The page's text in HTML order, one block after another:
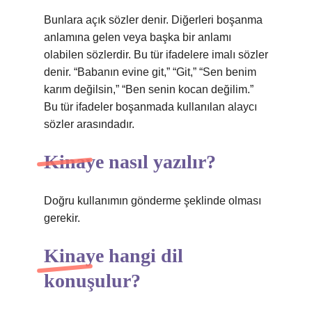
Bunlara açık sözler denir. Diğerleri boşanma
anlamına gelen veya başka bir anlamı
olabilen sözlerdir. Bu tür ifadelere imalı sözler
denir. “Babanın evine git,” “Git,” “Sen benim
karım değilsin,” “Ben senin kocan değilim.”
Bu tür ifadeler boşanmada kullanılan alaycı
sözler arasındadır.
Kinaye nasıl yazılır?
Doğru kullanımın gönderme şeklinde olması
gerekir.
Kinaye hangi dil
konuşulur?